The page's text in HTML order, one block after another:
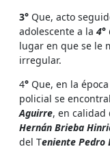
3° Que, acto
adolescente a la 4°
lugar en que se le
irregular.
4° Que, en la
policial se
Aguirre, en calidad
Hernán Brieba
del Teniente Pedro